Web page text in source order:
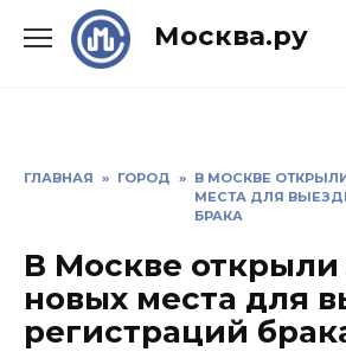
Москва.ру
ГЛАВНАЯ » ГОРОД » В МОСКВЕ
МЕСТА ДЛЯ
БРАКА
В Москве
новых места для
регистраций